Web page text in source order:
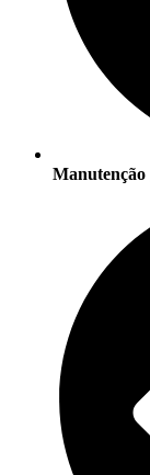
Manutenção